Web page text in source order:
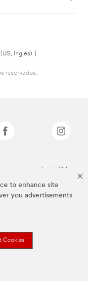
to enhance site
you advertisements
Cookies
Inglés)
reservados..
comerciales de 3M.